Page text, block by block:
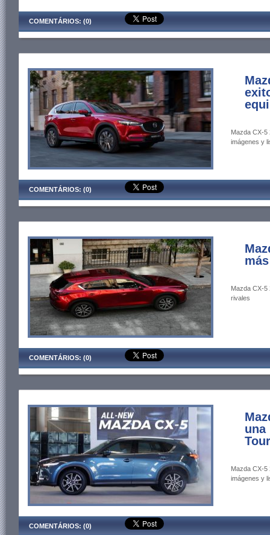
COMENTÁRIOS: (0)
Mazda CX-5
imágenes y
COMENTÁRIOS: (0)
Mazda CX-5
rivales
COMENTÁRIOS: (0)
una
Mazda CX-5
imágenes y
COMENTÁRIOS: (0)